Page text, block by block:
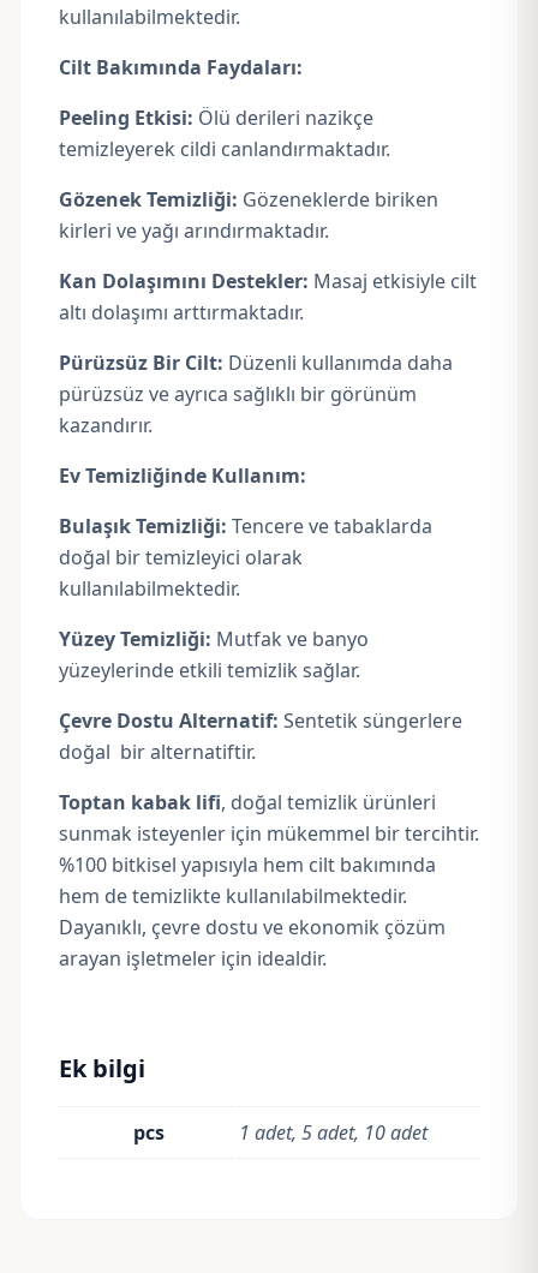
kullanılabilmektedir.
Cilt Bakımında Faydaları:
Peeling Etkisi: Ölü derileri nazikçe
temizleyerek cildi canlandırmaktadır.
Gözenek Temizliği: Gözeneklerde biriken
kirleri ve yağı arındırmaktadır.
Kan Dolaşımını Destekler: Masaj etkisiyle cilt
altı dolaşımı arttırmaktadır.
Pürüzsüz Bir Cilt: Düzenli kullanımda daha
pürüzsüz ve ayrıca sağlıklı bir görünüm
kazandırır.
Ev Temizliğinde Kullanım:
Bulaşık Temizliği: Tencere ve tabaklarda
doğal bir temizleyici olarak
kullanılabilmektedir.
Yüzey Temizliği: Mutfak ve banyo
yüzeylerinde etkili temizlik sağlar.
Çevre Dostu Alternatif: Sentetik süngerlere
doğal bir alternatiftir.
Toptan kabak lifi, doğal temizlik ürünleri
sunmak isteyenler için mükemmel bir tercihtir.
%100 bitkisel yapısıyla hem cilt bakımında
hem de temizlikte kullanılabilmektedir.
Dayanıklı, çevre dostu ve ekonomik çözüm
arayan işletmeler için idealdir.
Ek bilgi
pcs 1 adet, 5 adet, 10 adet